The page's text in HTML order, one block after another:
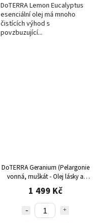
DoTERRA Lemon Eucalyptus
esenciální olej má mnoho
čistících výhod s
povzbuzující...
DoTERRA Geranium (Pelargonie
vonná, muškát - Olej lásky a
důvěry), 15 ml
1 499 Kč